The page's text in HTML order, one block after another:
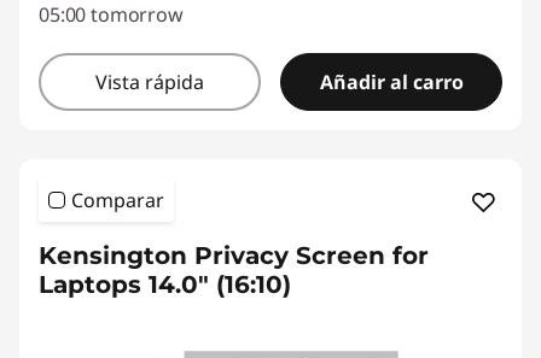
05:00 tomorrow
Vista rápida Añadir al carro
Comparar
Kensington Privacy Screen for
Laptops 14.0" (16:10)